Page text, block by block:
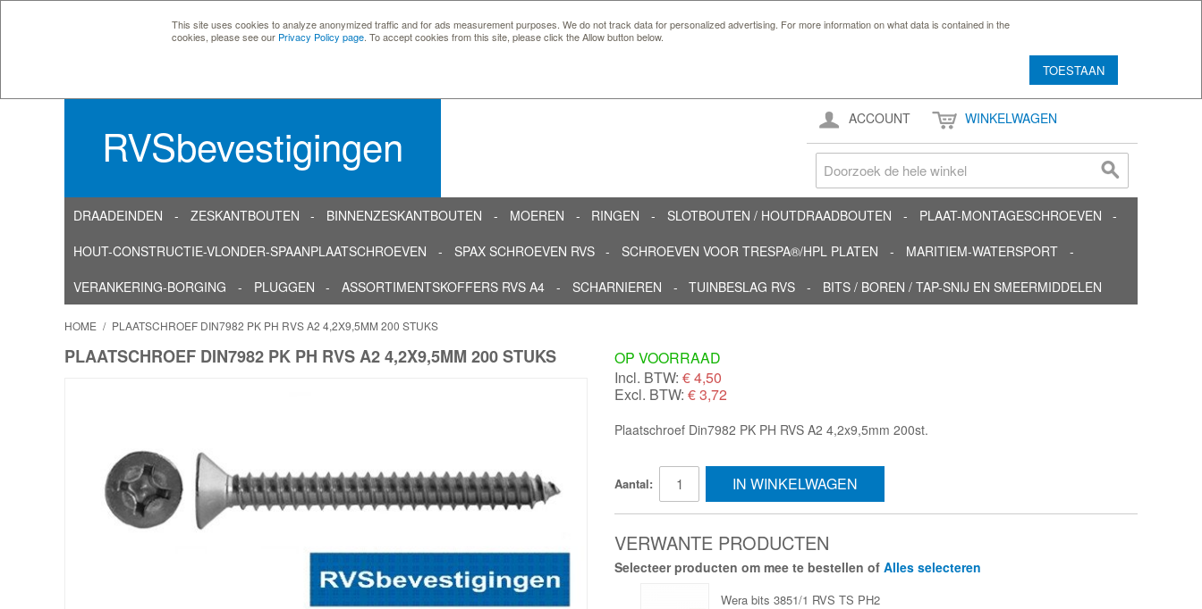
This site uses cookies to analyze anonymized traffic and for ads measurement purposes. We do not track data for personalized advertising. For more information on what data is contained in the
cookies, please see our Privacy Policy page . To accept cookies from this site, please click the Allow button below.
TOESTAAN
RVSbevestigingen
ACCOUNT WINKELWAGEN
DRAADEINDEN ZESKANTBOUTEN BINNENZESKANTBOUTEN MOEREN RINGEN SLOTBOUTEN / HOUTDRAADBOUTEN
PLAAT-MONTAGESCHROEVEN
HOUT-CONSTRUCTIE-VLONDER-SPAANPLAATSCHROEVEN
SPAX SCHROEVEN RVS SCHROEVEN VOOR TRESPA®/HPL PLATEN
MARITIEM-WATERSPORT
VERANKERING-BORGING
PLUGGEN ASSORTIMENTSKOFFERS RVS A4 SCHARNIEREN TUINBESLAG RVS BITS / BOREN / TAP-SNIJ EN SMEERMIDDELEN
HOME / PLAATSCHROEF DIN7982 PK PH RVS A2 4,2X9,5MM 200 STUKS
PLAATSCHROEF DIN7982 PK PH RVS A2 4,2X9,5MM 200 STUKS
OP VOORRAAD
Incl. BTW: €4,50
Excl. BTW: € 3,72
Plaatschroef Din7982 PK PH RVS A2 4,2x9,5mm 200st.
Aantal: IN WINKELWAGEN
VERWANTE PRODUCTEN
Selecteer producten om mee te bestellen of Alles selecteren
Wera bits 3851/1 RVS TS PH2